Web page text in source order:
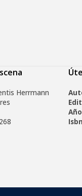
Herrmann